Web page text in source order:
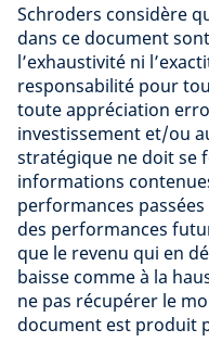
Schroders considère
dans ce document
l’exhaustivité ni
responsabilité pour
toute appréciation
investissement et/ou
stratégique ne doit se
informations
performances
des performances
que le revenu qui en
baisse comme à la
ne pas récupérer le
document est produit